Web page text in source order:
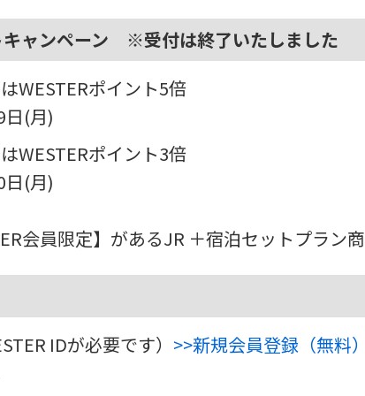
キャンペーン ※受付は終了いたしました
WESTERポイント5倍
日(月)
WESTERポイント3倍
日(月)
会員限定】があるJR ＋宿泊セットプラン商
IDが必要です） >>新規会員登録（無料）